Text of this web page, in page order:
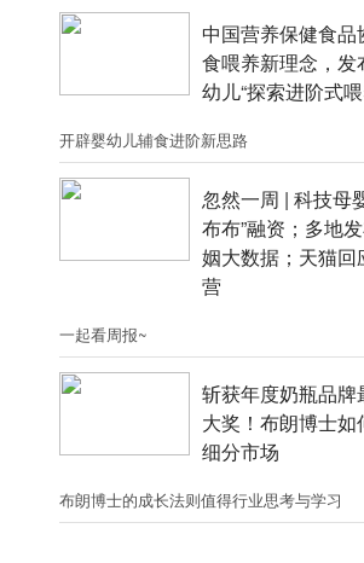
中国营养保健食品
食喂养新理念，发
幼儿“探索进阶式喂
开辟婴幼儿辅食进阶新思路
忽然一周 |​​ 科技母
布布”融资；​多地
姻大数据；天猫回
营
一起看周报~
斩获年度奶瓶品牌
大奖！布朗博士如
细分市场
布朗博士的成长法则值得行业思考与学习